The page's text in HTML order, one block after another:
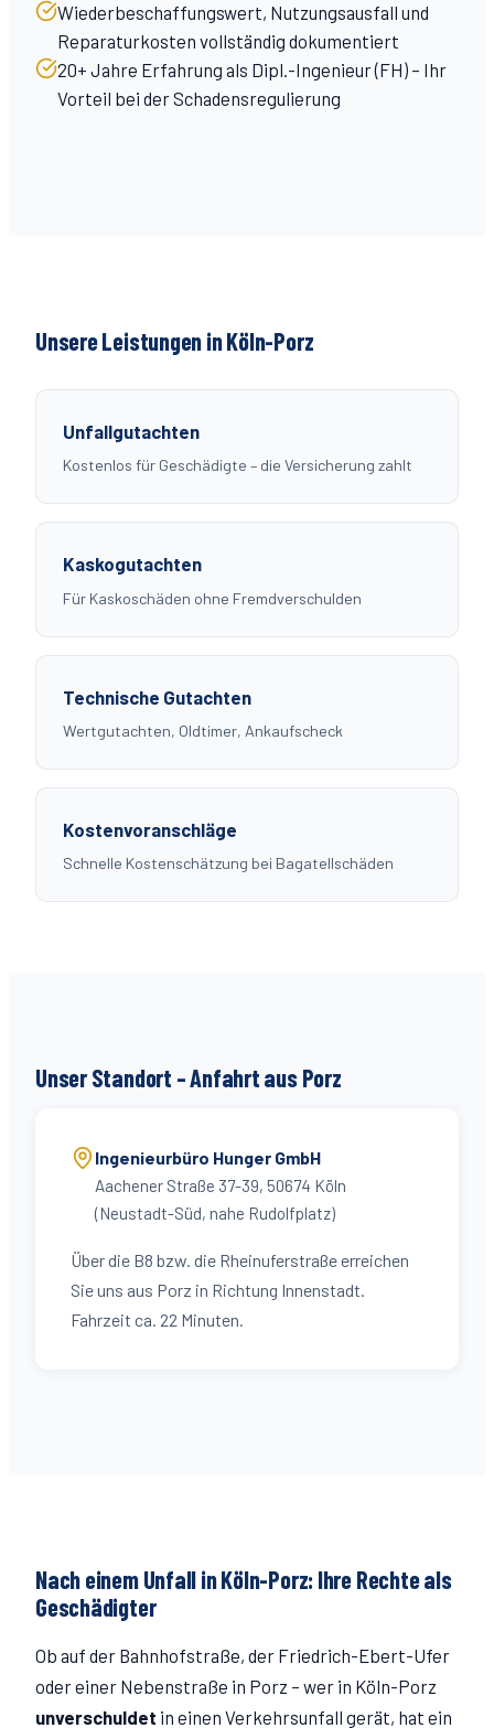
Wiederbeschaffungswert, Nutzungsausfall und
Reparaturkosten vollständig dokumentiert
20+ Jahre Erfahrung als Dipl.-Ingenieur (FH) – Ihr
Vorteil bei der Schadensregulierung
Unsere Leistungen in Köln-Porz
Unfallgutachten
Kostenlos für Geschädigte – die Versicherung zahlt
Kaskogutachten
Für Kaskoschäden ohne Fremdverschulden
Technische Gutachten
Wertgutachten, Oldtimer, Ankaufscheck
Kostenvoranschläge
Schnelle Kostenschätzung bei Bagatellschäden
Unser Standort – Anfahrt ausPorz
Ingenieurbüro Hunger GmbH
Aachener Straße 37-39, 50674 Köln
(Neustadt-Süd, nahe Rudolfplatz)
Über die B8 bzw. die Rheinuferstraße erreichen
Sie uns aus Porz in Richtung Innenstadt.
Fahrzeit ca. 22 Minuten.
Nach einem Unfall in Köln-Porz: Ihre Rechte als
Geschädigter
Ob auf der Bahnhofstraße, der Friedrich-Ebert-Ufer
oder einer Nebenstraße in Porz – wer in Köln-Porz
unverschuldet in einen Verkehrsunfall gerät, hat ein